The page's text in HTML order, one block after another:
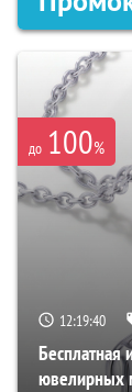
до 100%
12:19:39
Бесплатная
ювелирных